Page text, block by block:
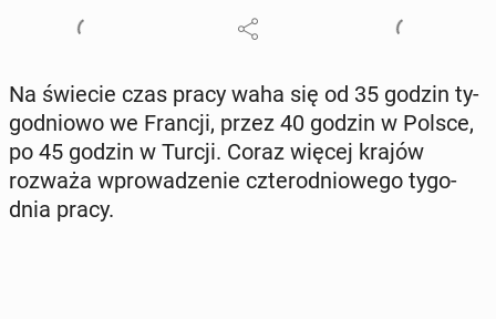
Na świecie czas pracy waha się od 35 godzin ty­
go­dnio­wo we Francji, przez 40 godzin w Polsce,
po 45 godzin w Turcji. Coraz więcej krajów
rozważa wpro­wa­dze­nie czte­ro­dnio­we­go ty­go­
dnia pracy.